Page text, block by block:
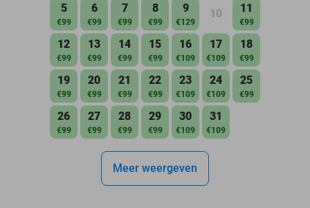
5
€99
6
€99
7
€99
8
€99
9
€129
10 11
€99
12
€99
13
€99
14
€99
15
€99
16
€109
17
€109
18
€99
19
€99
20
€99
21
€99
22
€99
23
€109
24
€109
25
€99
26
€99
27
€99
28
€99
29
€99
30
€109
31
€109
Meer weergeven